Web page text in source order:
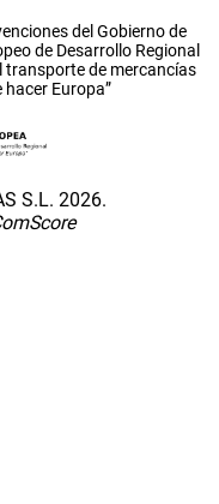
del Gobierno de
de Desarrollo Regional
transporte de mercancías
hacer Europa”
S.L. 2026.